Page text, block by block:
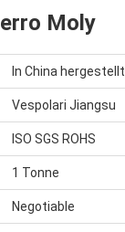
Moly
In China hergestellt
Vespolari Jiangsu
ISO SGS ROHS
1 Tonne
Negotiable